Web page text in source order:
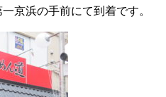
京浜の手前にて到着です。